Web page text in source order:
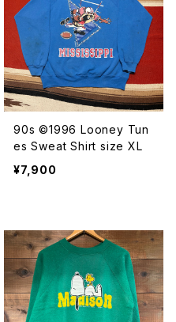
90s ©︎1996 Looney Tun
es Sweat Shirt size XL
¥7,900